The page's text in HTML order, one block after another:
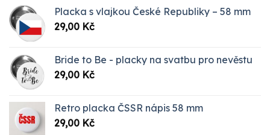
Placka s vlajkou České Republiky – 58 mm
29,00 Kč
Bride to Be - placky na svatbu pro nevěstu
29,00 Kč
Retro placka ČSSR nápis 58 mm
29,00 Kč